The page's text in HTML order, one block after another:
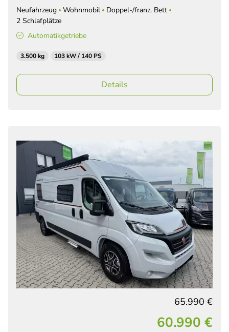
Neufahrzeug Wohnmobil
Doppel-/franz. Bett
2 Schlafplätze
Automatikgetriebe
3.500 kg 103 kW / 140 PS
Details
60.990 €
65.990 €